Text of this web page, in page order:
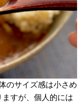
のサイズ感は小さめ
すが、個人的には